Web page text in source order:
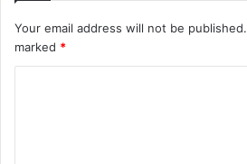
Your email address will not be published.
marked *